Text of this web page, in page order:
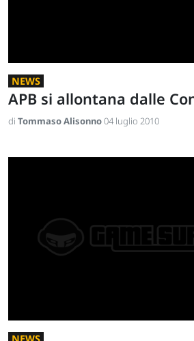
NEWS
APB si allontana dalle
di Tommaso Alisonno04 luglio 2010